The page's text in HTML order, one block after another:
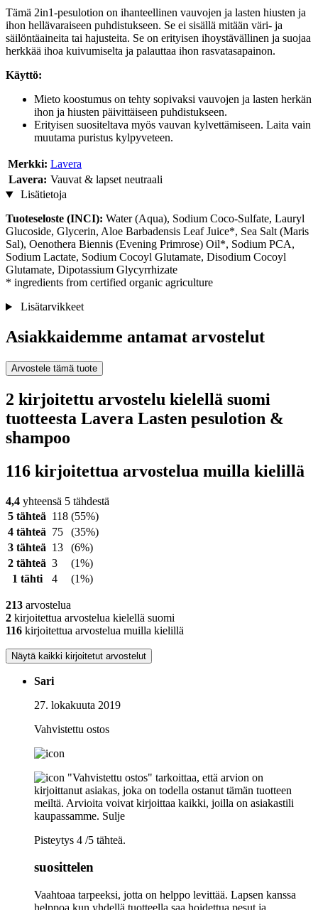
Tämä 2in1-pesulotion on ihanteellinen vauvojen ja lasten hiusten ja
ihon hellävaraiseen puhdistukseen. Se ei sisällä mitään väri- ja
säilöntäaineita tai hajusteita. Se on erityisen ihoystävällinen ja suojaa
herkkää ihoa kuivumiselta ja palauttaa ihon rasvatasapainon.
Käyttö:
Mieto koostumus on tehty sopivaksi vauvojen ja lasten herkän
ihon ja hiusten päivittäiseen puhdistukseen.
Erityisen suositeltava myös vauvan kylvettämiseen. Laita vain
muutama puristus kylpyveteen.
Merkki: Lavera
Lavera: Vauvat & lapset neutraali
Lisätietoja
Tuoteseloste (INCI): Water (Aqua), Sodium Coco-Sulfate, Lauryl
Glucoside, Glycerin, Aloe Barbadensis Leaf Juice*, Sea Salt (Maris
Sal), Oenothera Biennis (Evening Primrose) Oil*, Sodium PCA,
Sodium Lactate, Sodium Cocoyl Glutamate, Disodium Cocoyl
Glutamate, Dipotassium Glycyrrhizate
* ingredients from certified organic agriculture
Lisätarvikkeet
Asiakkaidemme antamat arvostelut
Arvostele tämä tuote
2 kirjoitettu arvostelu kielellä suomi
tuotteesta Lavera Lasten pesulotion &
shampoo
116 kirjoitettua arvostelua muilla kielillä
4,4 yhteensä 5 tähdestä
5 tähteä 118 (55%)
4 tähteä 75
(35%)
3 tähteä 13
(6%)
2 tähteä 3
(1%)
1 tähti
4 (1%)
213 arvostelua
2 kirjoitettua arvostelua kielellä suomi
116 kirjoitettua arvostelua muilla kielillä
Näytä kaikki kirjoitetut arvostelut
Sari
27. lokakuuta 2019
Vahvistettu ostos
"Vahvistettu ostos" tarkoittaa, että arvion on
kirjoittanut asiakas, joka on todella ostanut tämän tuotteen
meiltä. Arvioita voivat kirjoittaa kaikki, joilla on asiakastili
kaupassamme. Sulje
Pisteytys 4 /5 tähteä.
suosittelen
Vaahtoaa tarpeeksi, jotta on helppo levittää. Lapsen kanssa